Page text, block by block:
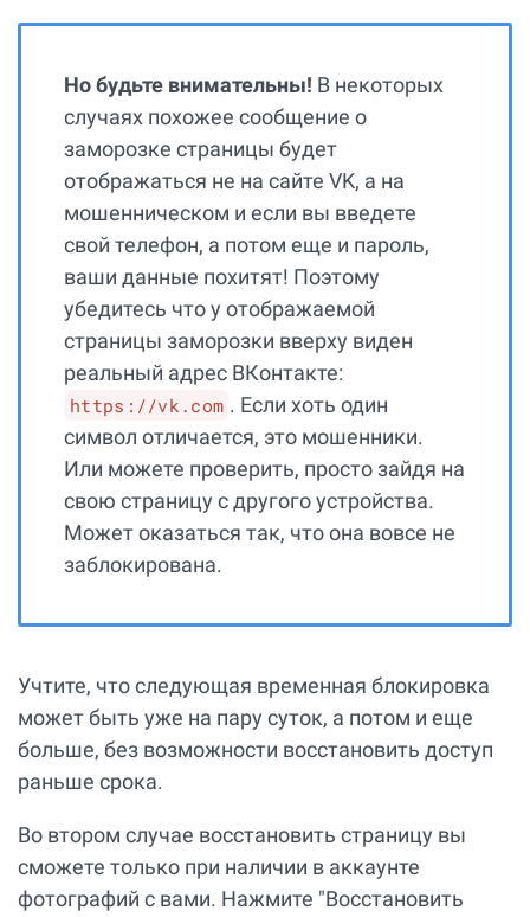
Но будьте внимательны! В некоторых
случаях похожее сообщение о
заморозке страницы будет
отображаться не на сайте VK, а на
мошенническом и если вы введете
свой телефон, а потом еще и пароль,
ваши данные похитят! Поэтому
убедитесь что у отображаемой
страницы заморозки вверху виден
реальный адрес ВКонтакте:
https://vk.com . Если хоть один
символ отличается, это мошенники.
Или можете проверить, просто зайдя на
свою страницу с другого устройства.
Может оказаться так, что она вовсе не
заблокирована.
Учтите, что следующая временная блокировка
может быть уже на пару суток, а потом и еще
больше, без возможности восстановить доступ
раньше срока.
Во втором случае восстановить страницу вы
сможете только при наличии в аккаунте
фотографий с вами. Нажмите "Восстановить